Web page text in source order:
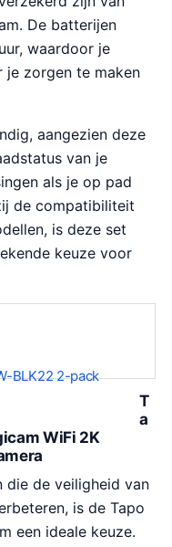
De batterijen
waardoor je
zorgen te maken
aangezien deze
van je
als je op pad
de compatibiliteit
is deze set
keuze voor
BLK22 2-pack
T
a
WiFi 2K
die de veiligheid van
is de Tapo
een ideale keuze.